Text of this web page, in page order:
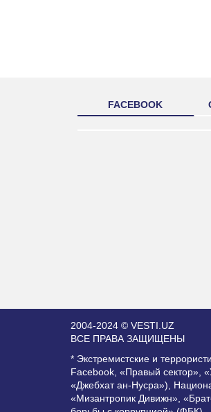
FACEBOOK
2004-2024 © VESTI.UZ
ВСЕ ПРАВА ЗАЩИЩЕНЫ
* Экстремистские и
Facebook, «Правый сектор»,
«Джебхат ан-Нусра»),
«Мизантропик Дивижн»,